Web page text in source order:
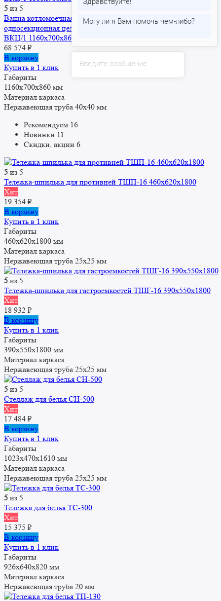
5 из 5
Ванна котломоечная
односекционная цельнотянутая
ВКЦ/1 1160x700x860 «Профи»
68 574 ₽
В корзину
Купить в 1 клик
Габариты
1160x700x860 мм
Материал каркаса
Нержавеющая труба 40х40 мм
Рекомендуем 16
Новинки 11
Скидки, акции 6
5 из 5
Тележка-шпилька для противней ТШП-16 460x620x1800
Хит
19 354 ₽
В корзину
Купить в 1 клик
Габариты
460x620x1800 мм
Материал каркаса
Нержавеющая труба 25x25 мм
5 из 5
Тележка-шпилька для гастроемкостей ТШГ-16 390x550x1800
Хит
18 932 ₽
В корзину
Купить в 1 клик
Габариты
390x550x1800 мм
Материал каркаса
Нержавеющая труба 25x25 мм
5 из 5
Стеллаж для белья СН-500
Хит
17 484 ₽
В корзину
Купить в 1 клик
Габариты
1023х470х1610 мм
Материал каркаса
Нержавеющая труба 25x25 мм
5 из 5
Тележка для белья ТС-300
Хит
15 375 ₽
В корзину
Купить в 1 клик
Габариты
926х640х820 мм
Материал каркаса
Нержавеющая труба 20 мм